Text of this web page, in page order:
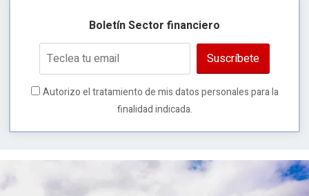
Boletín Sector financiero
Suscríbete
Autorizo el tratamiento de mis datos personales para la
finalidad indicada.